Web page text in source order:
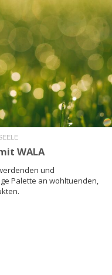
WALA
und
Palette an wohltuenden,